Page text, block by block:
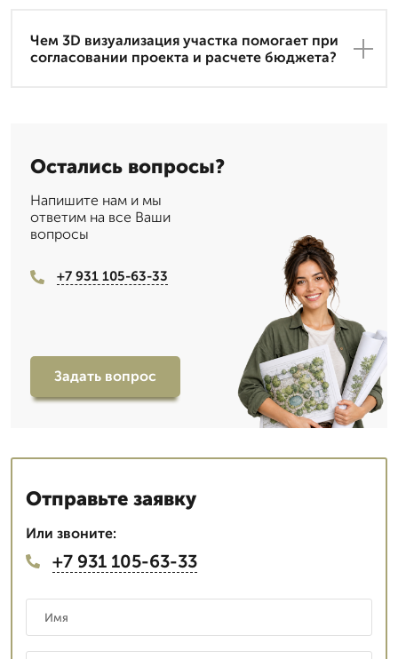
Чем 3D визуализация участка помогает при
согласовании проекта и расчете бюджета?
Остались вопросы?
Напишите нам и мы
ответим на все Ваши
вопросы
+7 931 105-63-33
Задать вопрос
Отправьте заявку
Или звоните:
+7 931 105-63-33